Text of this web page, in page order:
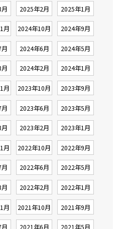
2025年2月 2025年1月
月 2024年10月 2024年9月
2024年6月 2024年5月
2024年2月 2024年1月
月 2023年10月 2023年9月
2023年6月 2023年5月
2023年2月 2023年1月
月 2022年10月 2022年9月
2022年6月 2022年5月
2022年2月 2022年1月
月 2021年10月 2021年9月
2021年6月 2021年5月